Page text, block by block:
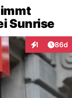
Sunrise
1
Interaktionen
86d